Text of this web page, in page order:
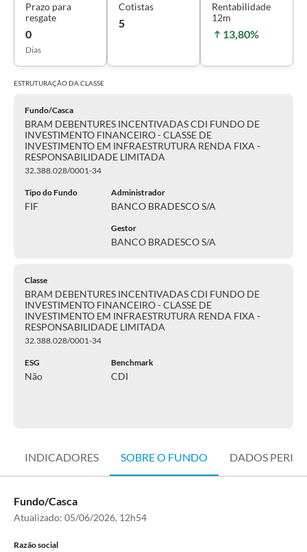
Prazo para
resgate
0
Dias
Cotistas
5
Rentabilidade
12m
13,80%
ESTRUTURAÇÃO DACLASSE
Fundo/Casca
BRAM DEBENTURES INCENTIVADAS CDI FUNDO DE
INVESTIMENTO FINANCEIRO - CLASSE DE
INVESTIMENTO EM INFRAESTRUTURA RENDA FIXA -
RESPONSABILIDADE LIMITADA
32.388.028/0001-34
Tipo do Fundo
FIF
Administrador
BANCO BRADESCO S/A
Gestor
BANCO BRADESCO S/A
Classe
BRAM DEBENTURES INCENTIVADAS CDI FUNDO DE
INVESTIMENTO FINANCEIRO - CLASSE DE
INVESTIMENTO EM INFRAESTRUTURA RENDA FIXA -
RESPONSABILIDADE LIMITADA
32.388.028/0001-34
ESG
Não
Benchmark
CDI
INDICADORES SOBRE O FUNDO DADOS
Fundo/Casca
Atualizado: 05/06/2026, 12h54
Razão social